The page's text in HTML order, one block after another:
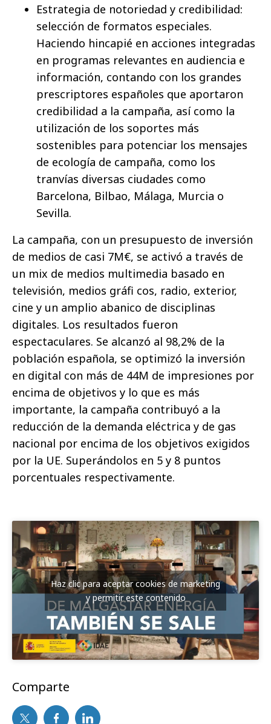
Estrategia de notoriedad y credibilidad:
selección de formatos especiales.
Haciendo hincapié en acciones integradas
en programas relevantes en audiencia e
información, contando con los grandes
prescriptores españoles que aportaron
credibilidad a la campaña, así como la
utilización de los soportes más
sostenibles para potenciar los mensajes
de ecología de campaña, como los
tranvías diversas ciudades como
Barcelona, Bilbao, Málaga, Murcia o
Sevilla.
La campaña, con un presupuesto de inversión
de medios de casi 7M€, se activó a través de
un mix de medios multimedia basado en
televisión, medios gráfi cos, radio, exterior,
cine y un amplio abanico de disciplinas
digitales. Los resultados fueron
espectaculares. Se alcanzó al 98,2% de la
población española, se optimizó la inversión
en digital con más de 44M de impresiones por
encima de objetivos y lo que es más
importante, la campaña contribuyó a la
reducción de la demanda eléctrica y de gas
nacional por encima de los objetivos exigidos
por la UE. Superándolos en 5 y 8 puntos
porcentuales respectivamente.
Haz clic para aceptar cookies de marketing
y permitir este contenido
Comparte